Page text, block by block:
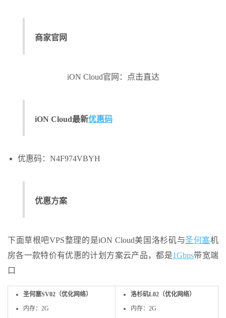
商家官网
iON Cloud官网：点击直达
iON Cloud最新优惠码
优惠码：N4F974VBYH
优惠方案
下面草根吧VPS整理的是iON Cloud美国洛杉矶与圣何塞机
房各一款特价有优惠的计划方案云产品，都是1Gbps带宽端
口
圣何塞SV02（优化网络）
内存：2G
洛杉矶L02（优化网络）
内存：2G